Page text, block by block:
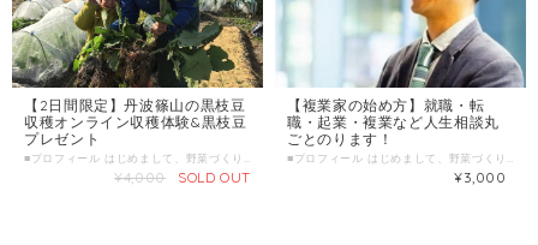
【2日間限定】丹波篠山の黒枝豆
収穫オンライン収穫体験&黒枝豆
プレゼント
■プロフィール はじめまして、野菜づくりがライフワークの３児のパパ起業家、ワーシャル代表のナカニシです。 医療介護福祉のスキルシェアサービス「じぶんはけん」を運営しています。 長女が生まれからすぐ、趣味で野菜作りをはじめ、今は複業として農園アドバイザーをするなど、農を通じた子育てや食に関わる活動を行っています。 生まれた年：1981年生 家族構成：妻、長女、長男、次男 仕事：1.百姓 2.医療・介護人事 3.人生相談・働き方相談 得意分野：野菜をつくること、小さな仕事をつくること モットー：土をつくり、野菜をつくり、笑顔つくり、家族をつくる。 これからの夢、目標 日本一おもしろい駄菓子屋計画 長女の結婚式でおもいっきり泣く 長男、次男と酒を飲む 家族でお米と野菜の自給率80％ 今回は2日間限定で、 私が10年ほどお付き合いのある丹波篠山市の集落で毎年10月に収穫できるブランド食材「黒枝豆の収穫をオンラインで体験し、そのままご自宅へ送付するプレゼント企画」をお試しで実施します。 先着10名限定ですが、黒枝豆の畑の臨場感と生産者の生の声をお届けすることで、 食卓と生産地をつなぐことが目的です。 *今回の販売金額は決済手数料を差し引いて全額生産者の方へお渡しします。 2020年10月18日（日）10:30-11:00（現地生配信） 2020年10月25日（日）10:30-11:00（現地生配信） ＊ZOOMにて配信 ◆わたしの複業 野菜作り歴10年 有機無農薬の野菜作りを体験農園ではじめ、現在野菜作りのアドバイザーも行う ■提供できること 黒枝豆５００ｇ×２袋 ＆ オンライン収穫体験 ＊翌日常温で発送いたします。 ＊送料、箱代込みの値段です。 ■ こんな人におすすめ ・美味しい黒枝豆を食べたい人 ・生産者とつながりたい人 ZOOM 参照URL https://zoom.us/jp-jp/meetings.html
¥4,000 SOLD OUT
【複業家の始め方】就職・転
職・起業・複業など人生相談丸
ごとのります！
■プロフィール はじめまして、野菜づくりがライフワーク！ ３児のパパ起業家、ワーシャル代表のナカニシです。 元上場企業のキャリアコンサルタントとして、一般職種から医療系人材まで、約１０年間キャリア相談及び、法人採用サポートに従事し、「働き方」＝「生き方」を応援したいと考え、社団法人ワーシャル設立して7年目。 「①個人②企業③社会が3方良し」の「社会的複業」という働き方を実践しながら、 「ジブンゴトで面白くする」医療・介護・福祉業界の働き方改革を実施しています。 わたしはこれまで、キャリアアドバイザーとして、 約４０００人の方の就職・転職、働き方や人生の相談にのってきました。 自分自身の「働き方＝生き方」を見直すきっかけとして、 私の場合は、子どもが生まれるたびにキャリアチェンジをしてきており、 １人目が生まれた時 → 飲食業界から人材ビジネス業界へ転職 （それまでに50職種を掛け持ちで経験） ２人目が生まれた時 → 人材ビジネス業界のベンチャーへ転職 ３人目が生まれた時 → 起業 「働き方」で一貫して決めているテーマは、 「働くを楽しむプロになる」こと。 それを実現できる働き方が【複業】です。 あなたらしさの価値観と強みを引き出し、「複業の始め方」を見つけるきっかけになればと思います。 ■わたしの複業 （経験・実績・趣味・特技・好きなことetc） ①働き方相談歴13年 医療・介護・福祉から一般職種までこれまで約４０００人の方の働き方相談にのる。 新卒の就活から転職活動、起業相談や人生相談まで。 35歳で、じぶんの天職は「相談にのること」と気づく。 ②野菜作り歴10年 有機無農薬の野菜作りを体験農園ではじめ、現在野菜作りのアドバイザーも行う ③起業歴7年 社団法人の代表理事として、ソーシャルとビジネスの融合に取り組む。 ④複業歴20年 フリーターで常に4つ以上の仕事を掛け持ちし、TOAL50職種以上経験。 現在は、複数の企業の顧問契約、株式会社の役員にも就任。 ⑤パパ歴13年 長女、長男、次男の3児のパパとして保護者会やPTA活動、NPOファザーリングジャパン関西の活動や地域活動にも参加。 ■時間内に提供できること ・じぶんの好き、強みを生かした複業の始め方 ・独立するための仕事の作り方 ・キャリア貧乏にならない就職・転職の仕方 ・じぶんの人生を豊かにする働き方 ・家族と仕事のバランスのとれたパパの働き方 ・残念な「副業」にならない予防策 ■ こんな人におすすめ ・自分の好き、得意を生かした複業を始めたい人 ・いまの働き方を変えたい人 ・転職や起業、働き方に悩む人 ・仕事の作り方を知りたい人 ・パパとして家族を大事に働きたい人 ■ 当日の流れとスケジュール（90分） 下記1例です。 ・チェックイン 自己紹介 ・「複業」と「副業」の違い ・気がつくとキャリア貧乏！残念なフク業 ・じぶんキャリアの棚卸し （特典）複業キャリアマップシート プレゼント 「ザッソウ＝雑談・相談」スタイルで気軽に会話しながらすすめます。 ■調整可能な曜日・時間帯 ＊平日の日中も可能な日がございます。お気軽にお問い合わせ下さい。 ＊ 当日のお申し込みはご遠慮ください。 ３日前以上の余裕を持った日時で、ご希望日時を３つほどお知らせください。 （送信欄）＝＝＝＝＝＝＝＝＝＝＝＝ 第一希望：●月●日●曜日 ●時●分～●時●分 第二希望：●月●日●曜日 ●時●分～●時●分 第三希望：●月●日●曜日 ●時●分～●時●分 ＝＝＝＝＝＝＝＝＝＝＝＝＝＝＝＝＝ ＊対面、WEB上でのやりとり、どちらでも構いません。 対面の場合は、ワーシャルオフィス（大阪市内）にて ■ よくある質問 Q. オンラインでのやり取りは可能ですか？ A. 可能です。ZOOM（WEB会議ツール）を活用いたしますので、事前にダウンロードください。 ZOOM 参照URL https://zoom.us/jp-jp/meetings.html ■1回のサービス提供時間 90分/回 ■サービス提供エリア 大阪市内にて面談 ＊オンラインの場合は全国可
¥3,000